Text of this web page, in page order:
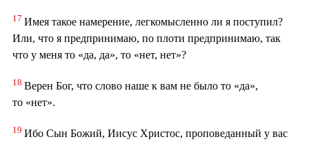
17 Имея такое намерение, легкомысленно ли я поступил?
Или, что я предпринимаю, по плоти предпринимаю, так
что у меня то «да, да», то «нет, нет»?
18 Верен Бог, что слово наше к вам не было то «да»,
то «нет».
19 Ибо Сын Божий, Иисус Христос, проповеданный у вас